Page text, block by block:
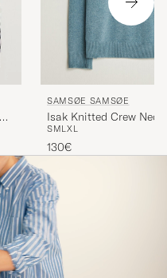
SAMSØE SAMSØE
Isak Knitted Crew
Sea
SMLXL
130€